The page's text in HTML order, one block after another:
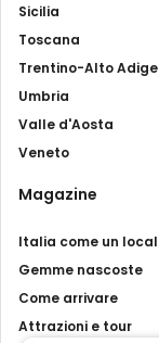
Sicilia
Toscana
Trentino-Alto Adige
Umbria
Valle d'Aosta
Veneto
Magazine
Italia come un local
Gemme nascoste
Come arrivare
Attrazioni e tour